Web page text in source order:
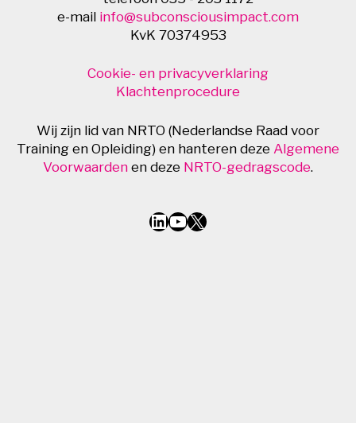
e-mail info@subconsciousimpact.com
KvK 70374953
Cookie- en privacyverklaring
Klachtenprocedure
Wij zijn lid van NRTO (Nederlandse Raad voor
Training en Opleiding) en hanteren deze Algemene
Voorwaarden en deze NRTO-gedragscode.
LinkedIn
YouTube
X